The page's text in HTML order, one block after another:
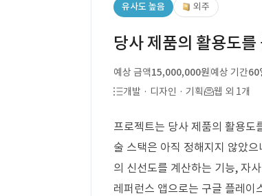
유사도 높음 외주
당사 제품의 활용도
예상 금액15,000,000원예상 기간60
개발 · 디자인 · 기획
웹 외 1개
프로젝트는 당사 제품의 활용도
술 스택은 아직 정해지지 않았
의 신선도를 계산하는 기능, 자
레퍼런스 앱으로는 구글 플레